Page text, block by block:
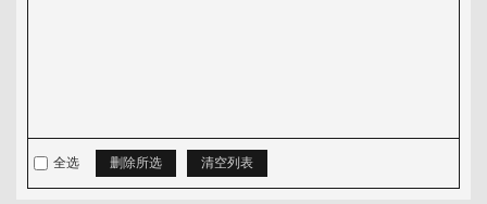
全选 删除所选 清空列表